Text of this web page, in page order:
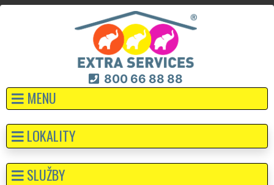
800 66 88 88
MENU
LOKALITY
SLUŽBY